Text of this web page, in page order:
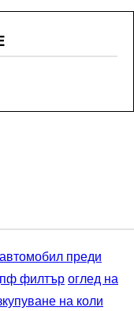
преди
филтъроглед на
на коли